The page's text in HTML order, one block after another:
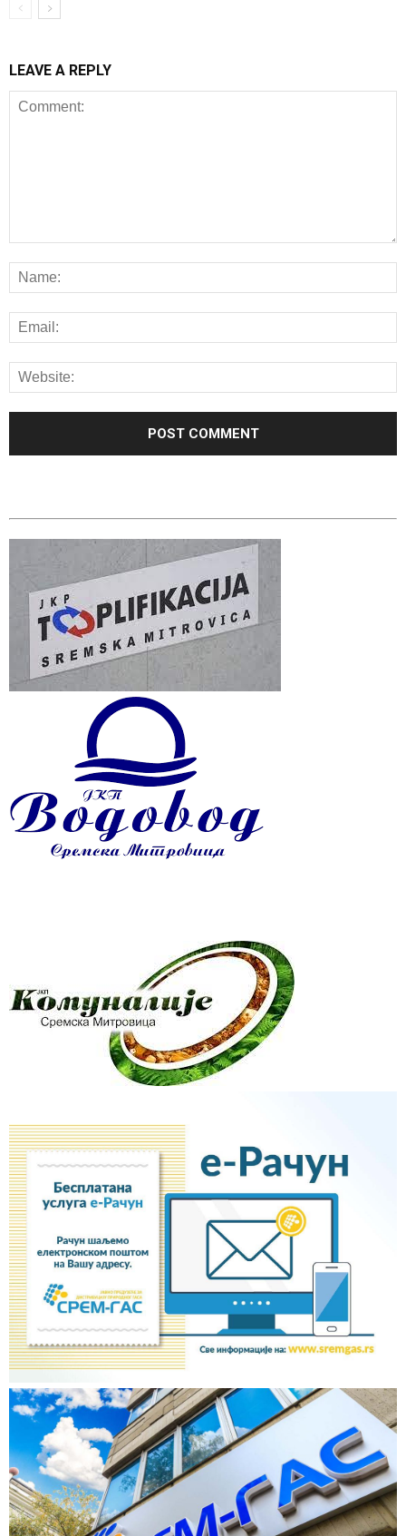
LEAVE A REPLY